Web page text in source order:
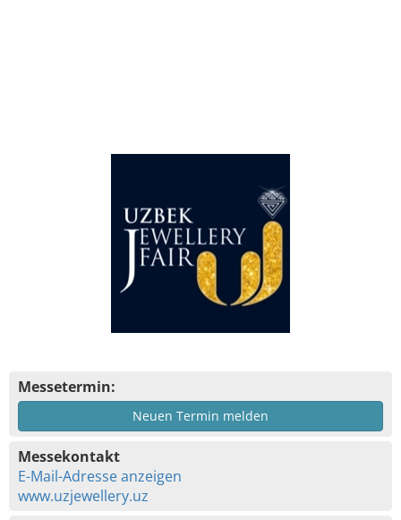
Messetermin:
Neuen Termin melden
Messekontakt
E-Mail-Adresse anzeigen
www.uzjewellery.uz